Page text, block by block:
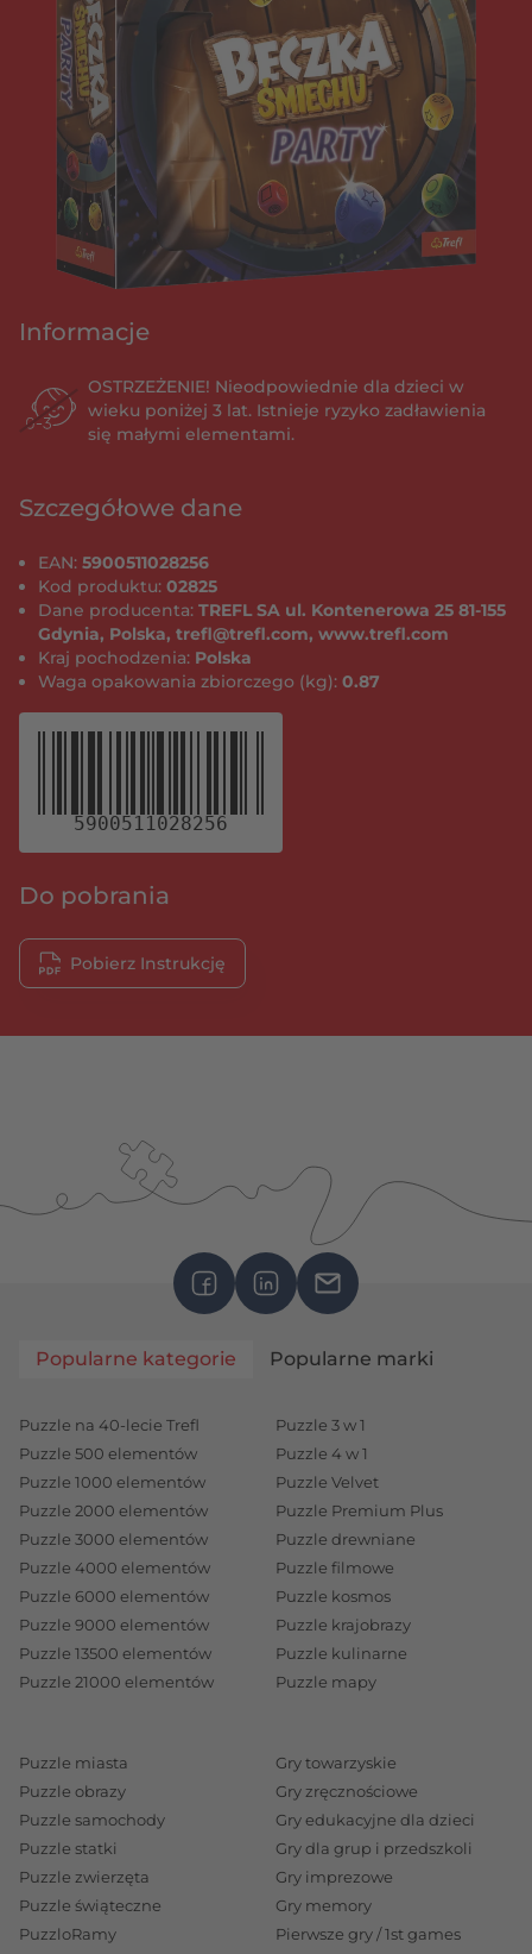
Informacje
OSTRZEŻENIE! Nieodpowiednie dla dzieci w
wieku poniżej 3 lat. Istnieje ryzyko zadławienia
się małymi elementami.
Szczegółowe dane
EAN: 5900511028256
Kod produktu: 02825
Dane producenta: TREFL SA ul. Kontenerowa 25 81-155
Gdynia, Polska, trefl@trefl.com, www.trefl.com
Kraj pochodzenia: Polska
Waga opakowania zbiorczego (kg): 0.87
5900511028256
Do pobrania
Pobierz Instrukcję
Popularne kategorie Popularne marki
Puzzle na 40-lecie Trefl
Puzzle 500 elementów
Puzzle 1000 elementów
Puzzle 2000 elementów
Puzzle 3000 elementów
Puzzle 4000 elementów
Puzzle 6000 elementów
Puzzle 9000 elementów
Puzzle 13500 elementów
Puzzle 21000 elementów
Puzzle 3 w 1
Puzzle 4 w 1
Puzzle Velvet
Puzzle Premium Plus
Puzzle drewniane
Puzzle filmowe
Puzzle kosmos
Puzzle krajobrazy
Puzzle kulinarne
Puzzle mapy
Puzzle miasta
Puzzle obrazy
Puzzle samochody
Puzzle statki
Puzzle zwierzęta
Puzzle świąteczne
PuzzloRamy
Gry towarzyskie
Gry zręcznościowe
Gry edukacyjne dla dzieci
Gry dla grup i przedszkoli
Gry imprezowe
Gry memory
Pierwsze gry / 1st games